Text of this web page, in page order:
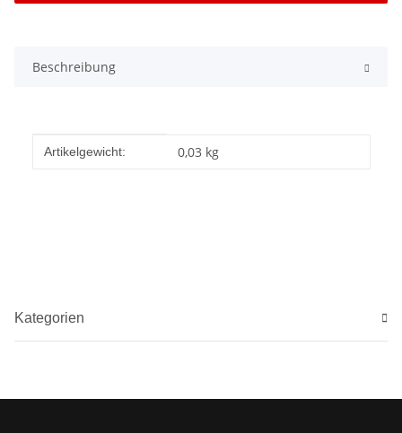
Beschreibung
Produkteigenschaft
Wert
Artikelgewicht: 0,03 kg
Kategorien